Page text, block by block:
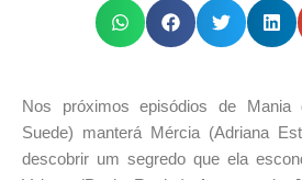
Nos próximos episódios de
Suede) manterá Mércia (Adriana
descobrir um segredo que ela